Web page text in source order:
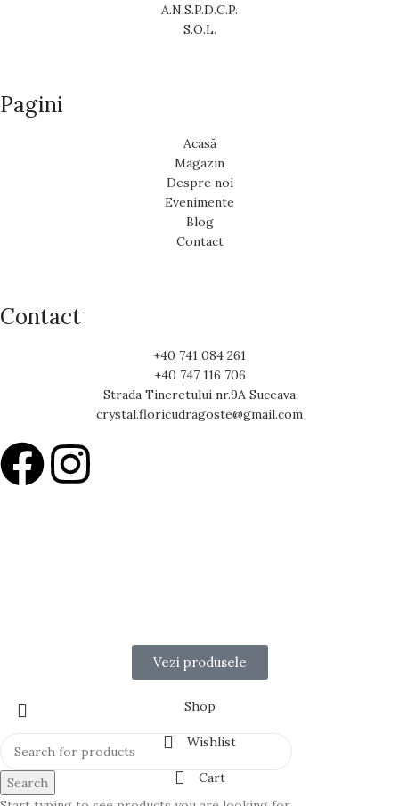
A.N.S.P.D.C.P.
S.O.L.
Pagini
Acasă
Magazin
Despre noi
Evenimente
Blog
Contact
Contact
+40 741 084 261
+40 747 116 706
Strada Tineretului nr.9A Suceava
crystal.floricudragoste@gmail.com
Vezi produsele
Search
Shop
Wishlist
Cart